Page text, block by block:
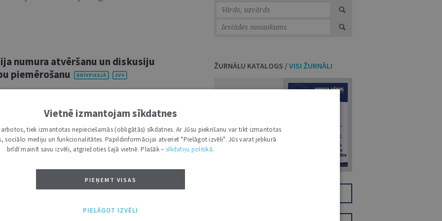
numura atvēršanu un diskusiju
piemērošanu
interesentus apmeklēt žurnāla
tiesību asociāciju (ESTA)
jurists: Eiropas Savienības un
maija mēnešraksta atvēršanas
īstenošanas tiesiskie principi
ŽURNĀLU KATALOGS / VISI ŽURNĀLI
7
Vietnē izmantojam sīkdatnes
tiek izmantotas nepieciešamās (obligātās) sīkdatnes. Ar Jūsu piekrišanu var tikt izmantotas
sociālo mediju un funkcionalitātes. Papildinformācijai atveriet "Pielāgot izvēli". Jūs varat jebkurā
brīdī mainīt savu izvēli, atgriežoties šajā vietnē. Plašāk – sīkdatņu politikā.
PIEŅEMT VISAS
PIELĀGOT IZVĒLI